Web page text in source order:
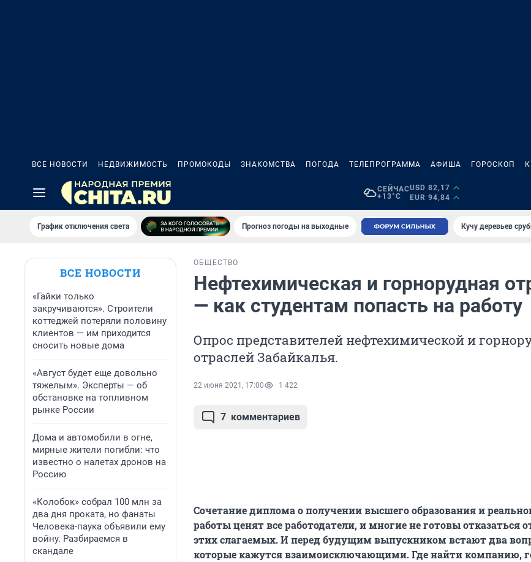
ВСЕ НОВОСТИ НЕДВИЖИМОСТЬ ПРОМОКОДЫ ЗНАКОМСТВА ПОГОДА ТЕЛЕПРОГРАММА АФИША ГОРОСКОП
СЕЙЧАС
+13°C
USD 82,17
EUR 94,84
График отключения света Прогноз погоды на выходные Кучу деревьев
ВСЕ НОВОСТИ
«Гайки только
закручиваются». Строители
коттеджей потеряли половину
клиентов — им приходится
сносить новые дома
«Август будет еще довольно
тяжелым». Эксперты — об
обстановке на топливном
рынке России
Дома и автомобили в огне,
мирные жители погибли: что
известно о налетах дронов на
Россию
«Колобок» собрал 100 млн за
два дня проката, но фанаты
Человека-паука объявили ему
войну. Разбираемся в
скандале
ОБЩЕСТВО
Нефтехимическая и горнорудная
— как студентам попасть на работу
Опрос представителей нефтехимической и
отраслей Забайкалья.
22 июня 2021, 17:00 1 422
7 комментариев
Сочетание диплома о получении высшего образования и
работы ценят все работодатели, и многие не готовы отказаться
этих слагаемых. И перед будущим выпускником встают два
которые кажутся взаимоисключающими. Где найти компанию,